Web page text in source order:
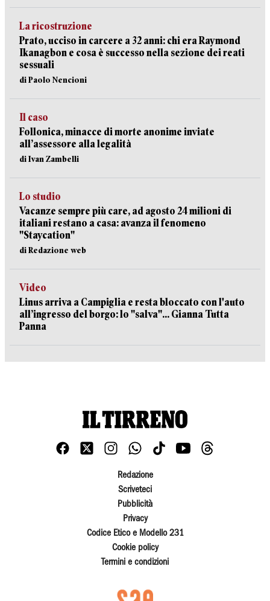
La ricostruzione
Prato, ucciso in carcere a 32 anni: chi era Raymond
Ikanagbon e cosa è successo nella sezione dei reati
sessuali
di Paolo Nencioni
Il caso
Follonica, minacce di morte anonime inviate
all’assessore alla legalità
di Ivan Zambelli
Lo studio
Vacanze sempre più care, ad agosto 24 milioni di
italiani restano a casa: avanza il fenomeno
"Staycation"
di Redazione web
Video
Linus arriva a Campiglia e resta bloccato con l'auto
all’ingresso del borgo: lo "salva"... Gianna Tutta
Panna
Redazione
Scriveteci
Pubblicità
Privacy
Codice Etico e Modello 231
Cookie policy
Termini e condizioni